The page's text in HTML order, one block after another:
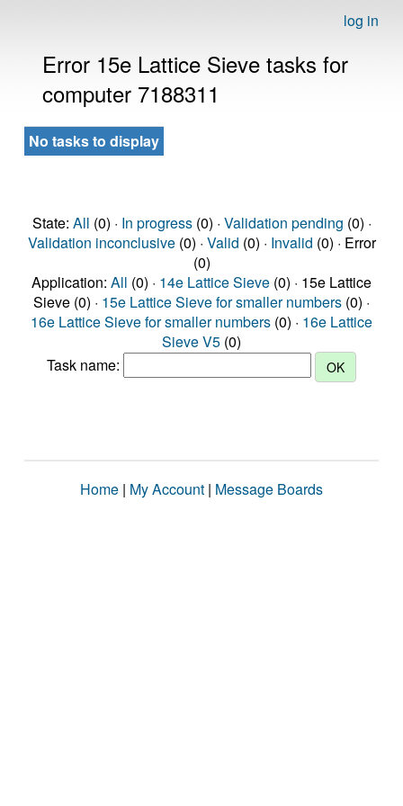
log in
Error 15e Lattice Sieve tasks for
computer 7188311
No tasks to display
State: All (0) · In progress(0) · Validation pending (0) ·
Validation inconclusive(0) · Valid (0) · Invalid (0) · Error
(0)
Application: All (0) · 14e Lattice Sieve (0) · 15e Lattice
Sieve (0) · 15e Lattice Sieve for smaller numbers (0) ·
16e Lattice Sieve for smaller numbers (0) · 16e Lattice
Sieve V5 (0)
Task name:
Home | My Account | Message Boards